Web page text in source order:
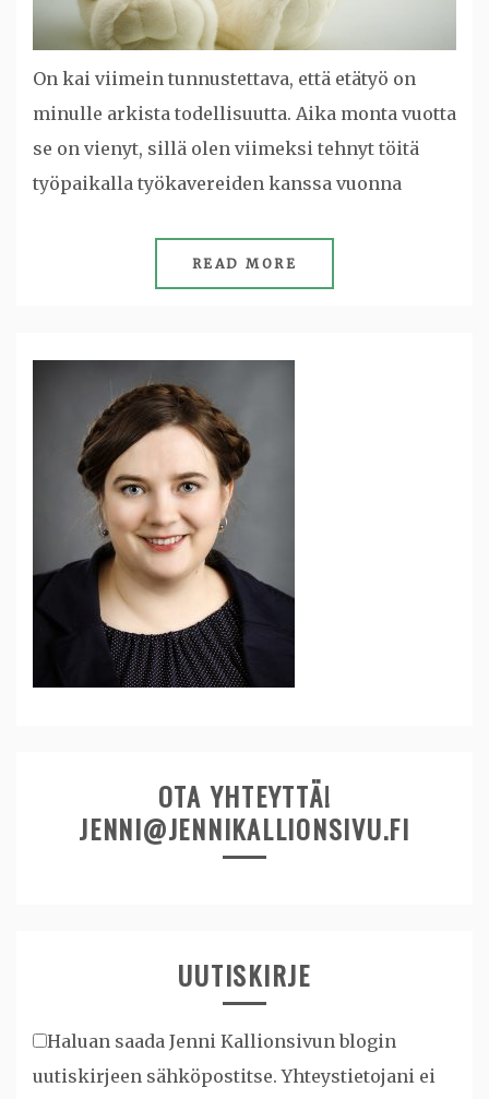
On kai viimein tunnustettava, että etätyö on
minulle arkista todellisuutta. Aika monta vuotta
se on vienyt, sillä olen viimeksi tehnyt töitä
työpaikalla työkavereiden kanssa vuonna
READ MORE
OTA YHTEYTTÄ!
JENNI@JENNIKALLIONSIVU.FI
UUTISKIRJE
Haluan saada Jenni Kallionsivun blogin
uutiskirjeen sähköpostitse. Yhteystietojani ei